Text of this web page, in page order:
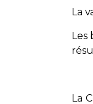
La
Les
La